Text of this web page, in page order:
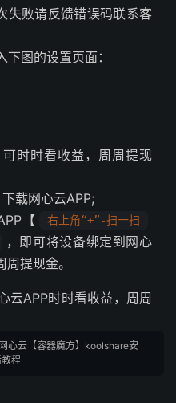
失败请反馈错误码联系客
图的设置页面：
时时看收益，周周提现
载网心云APP;
【
右上角“+”-扫一扫
，即可将设备绑定到网心
提现金。
云APP时时看收益，周周
网心云【容器魔方】koolshare安
程